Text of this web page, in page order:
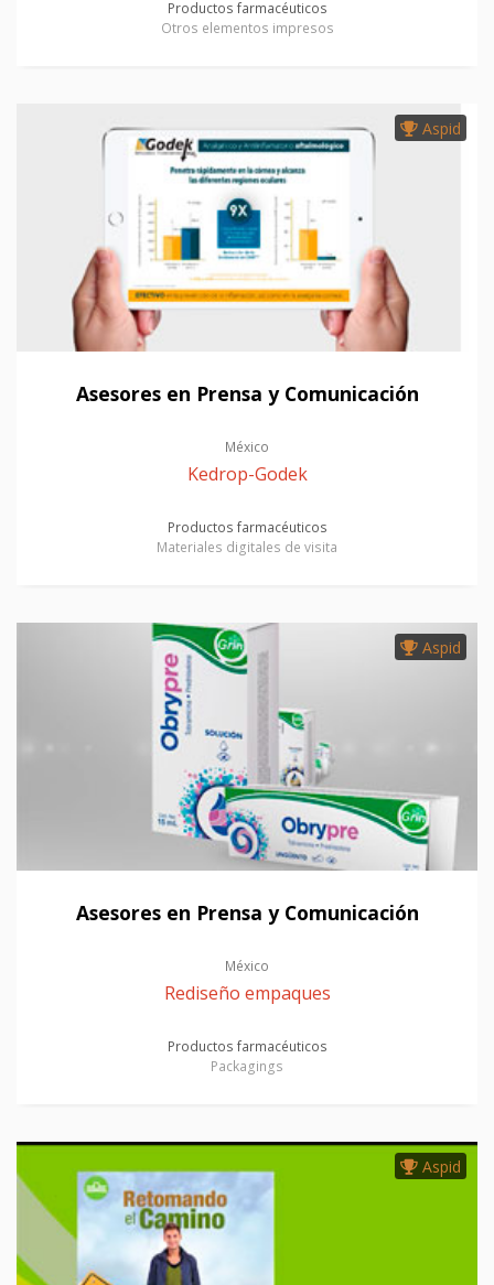
Productos farmacéuticos
Otros elementos impresos
Aspid
Asesores en Prensa y Comunicación
México
Kedrop-Godek
Productos farmacéuticos
Materiales digitales de visita
Aspid
Asesores en Prensa y Comunicación
México
Rediseño empaques
Productos farmacéuticos
Packagings
Aspid